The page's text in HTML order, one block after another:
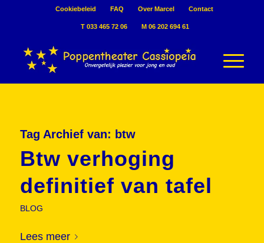
Cookiebeleid FAQ Over Marcel Contact
T 033 465 72 06 M 06 202 694 61
Tag Archief van: btw
Btw verhoging
definitief van tafel
BLOG
Lees meer